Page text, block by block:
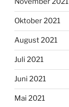
Oktober 2021
August 2021
Juli 2021
Juni 2021
Mai 2021